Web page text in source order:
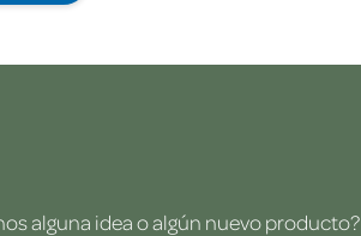
alguna idea o algún nuevo producto?